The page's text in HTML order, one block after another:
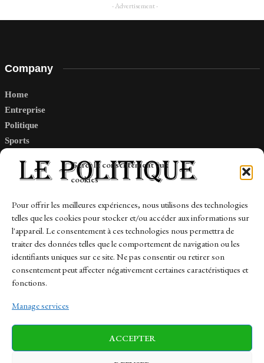
Gérer le consentement aux
cookies
Pour offrir les meilleures expériences, nous utilisons des technologies
telles que les cookies pour stocker et/ou accéder aux informations sur
l'appareil. Le consentement à ces technologies nous permettra de
traiter des données telles que le comportement de navigation ou les
identifiants uniques sur ce site. Ne pas consentir ou retirer son
consentement peut affecter négativement certaines caractéristiques et
fonctions.
Manage services
ACCEPTER
- Advertisement -
Company
Home
Entreprise
Politique
Sports
Links
Contact
Sitemap
News Finance-Marches Politics
Business Tech Health Sports Travel